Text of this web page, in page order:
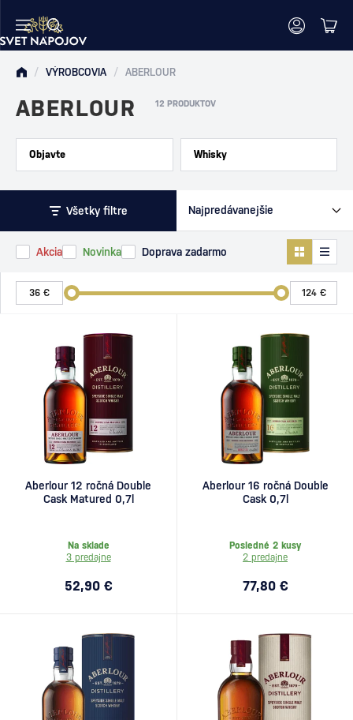
/ VÝROBCOVIA / ABERLOUR
ABERLOUR 12 PRODUKTOV
Objavte Whisky
Všetky filtre
Akcia Novinka Doprava zadarmo
Aberlour 12 ročná Double
Cask Matured 0,7l
Na sklade
3 predajne
52,90 €
Aberlour 16 ročná Double
Cask 0,7l
Posledné 2 kusy
2 predajne
77,80 €